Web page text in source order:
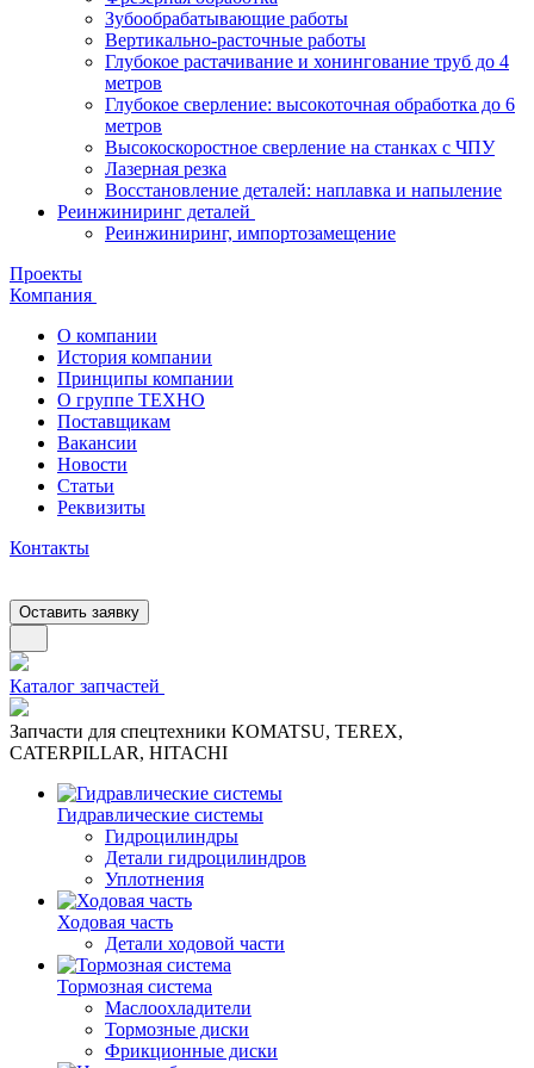
Зубообрабатывающие работы
Вертикально-расточные работы
Глубокое растачивание и хонингование труб до 4
метров
Глубокое сверление: высокоточная обработка до 6
метров
Высокоскоростное сверление на станках с ЧПУ
Лазерная резка
Восстановление деталей: наплавка и напыление
Реинжиниринг деталей
Реинжиниринг, импортозамещение
Проекты
Компания
О компании
История компании
Принципы компании
О группе ТЕХНО
Поставщикам
Вакансии
Новости
Статьи
Реквизиты
Контакты
Оставить заявку
Каталог запчастей
Запчасти для спецтехники KOMATSU, TEREX,
CATERPILLAR, HITACHI
Гидравлические системы
Гидроцилиндры
Детали гидроцилиндров
Уплотнения
Ходовая часть
Детали ходовой части
Тормозная система
Маслоохладители
Тормозные диски
Фрикционные диски